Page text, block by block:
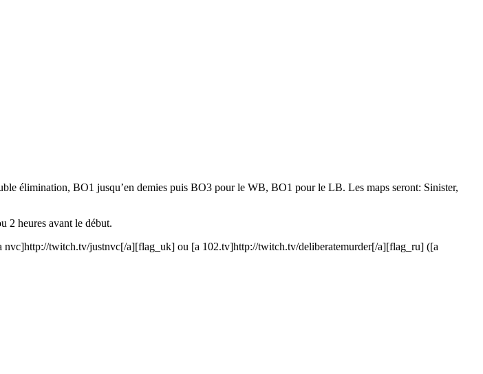
élimination, BO1 jusqu’en demies puis BO3 pour le WB, BO1 pour le LB. Les maps seront: Sinister,
2 heures avant le début.
twitch.tv/justnvc[/a][flag_uk] ou [a 102.tv]http://twitch.tv/deliberatemurder[/a][flag_ru] ([a